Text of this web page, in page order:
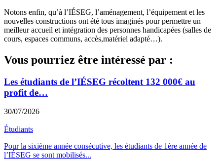
Notons enfin, qu’à l’IÉSEG, l’aménagement, l’équipement et les
nouvelles constructions ont été tous imaginés pour permettre un
meilleur accueil et intégration des personnes handicapées (salles de
cours, espaces communs, accès,matériel adapté…).
Vous pourriez être intéressé par :
Les étudiants de l’IÉSEG récoltent 132 000€ au
profit de…
30/07/2026
Étudiants
Pour la sixième année consécutive, les étudiants de 1ère année de
l’IÉSEG se sont mobilisés...